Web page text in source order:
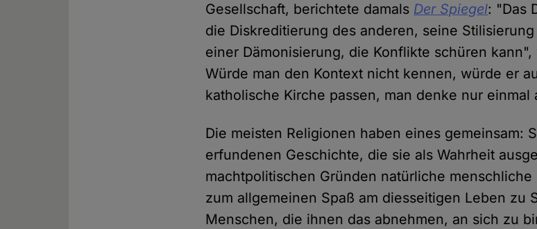
Gesellschaft, berichtete damals Der Spiegel: "Das
die Diskreditierung des anderen, seine
einer Dämonisierung, die Konflikte schüren
Würde man den Kontext nicht kennen, würde er
katholische Kirche passen, man denke nur einmal
Die meisten Religionen haben eines gemeinsam:
erfundenen Geschichte, die sie als Wahrheit
machtpolitischen Gründen natürliche
zum allgemeinen Spaß am diesseitigen Leben zu
Menschen, die ihnen das abnehmen, an sich zu